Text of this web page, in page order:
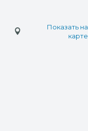
Показать на
карте